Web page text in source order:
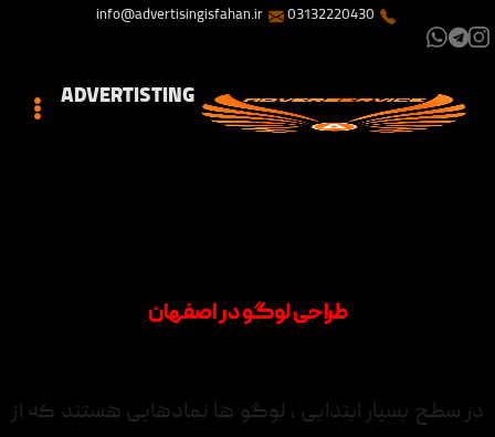
03132220430
info@advertisingisfahan.ir
ADVERTISTING
طراحی لوگو در اصفهان
در سطح بسیار ابتدایی ، لوگو ها نمادهایی هستند که از